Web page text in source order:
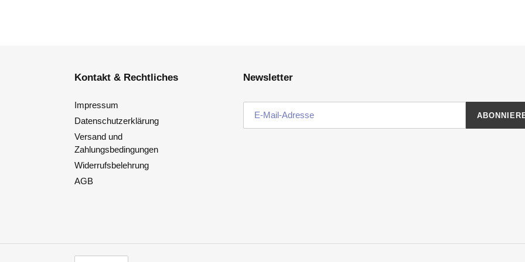
Kontakt & Rechtliches
Impressum
Datenschutzerklärung
Versand und
Zahlungsbedingungen
Widerrufsbelehrung
AGB
Newsletter